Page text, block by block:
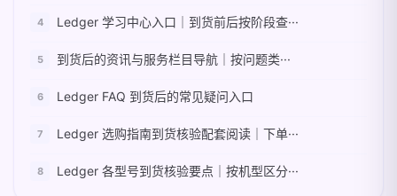
Ledger 学习中心入口｜到货前后按阶段查···
到货后的资讯与服务栏目导航｜按问题类···
Ledger FAQ 到货后的常见疑问入口
Ledger 选购指南到货核验配套阅读｜下单···
Ledger 各型号到货核验要点｜按机型区分···